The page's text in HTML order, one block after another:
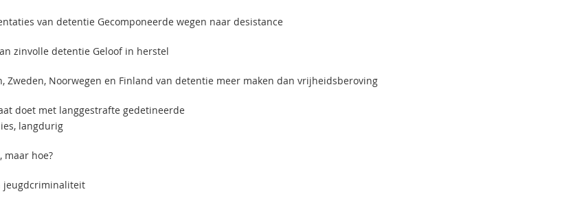
van detentie Gecomponeerde wegen naar desistance
zinvolle detentie Geloof in herstel
Zweden, Noorwegen en Finland van detentie meer maken dan vrijheidsberoving
doet met langgestrafte gedetineerde
langdurig
maar hoe?
jeugdcriminaliteit